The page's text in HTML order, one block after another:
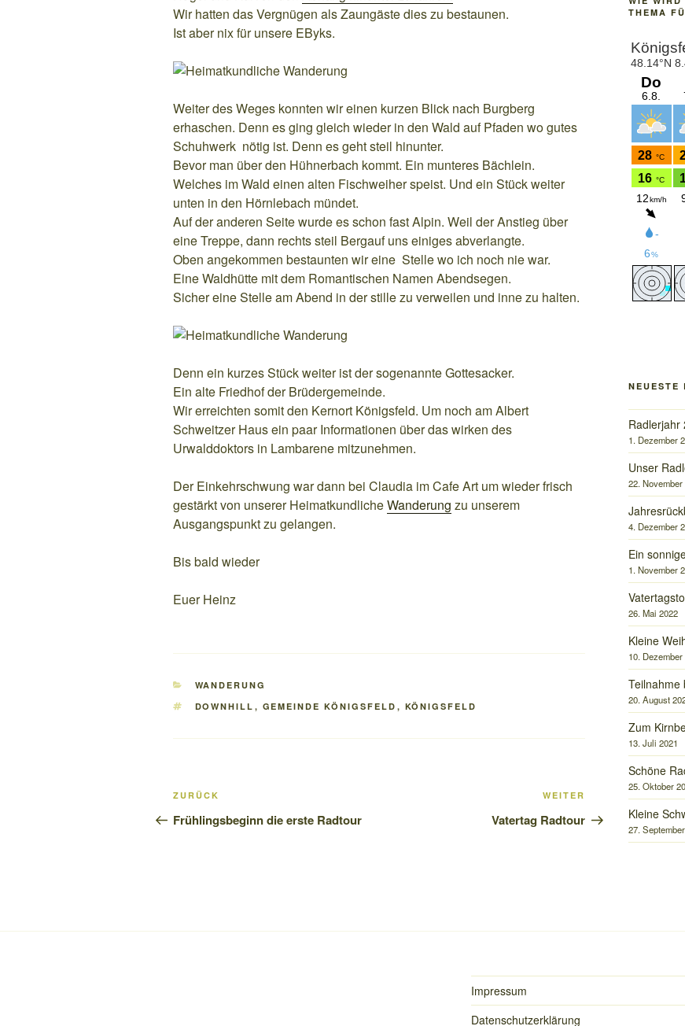
Wir hatten das Vergnügen als Zaungäste dies zu bestaunen.
Ist aber nix für unsere EByks.
Weiter des Weges konnten wir einen kurzen Blick nach Burgberg
erhaschen. Denn es ging gleich wieder in den Wald auf Pfaden wo gutes
Schuhwerk nötig ist. Denn es geht steil hinunter.
Bevor man über den Hühnerbach kommt. Ein munteres Bächlein.
Welches im Wald einen alten Fischweiher speist. Und ein Stück weiter
unten in den Hörnlebach mündet.
Auf der anderen Seite wurde es schon fast Alpin. Weil der Anstieg über
eine Treppe, dann rechts steil Bergauf uns einiges abverlangte.
Oben angekommen bestaunten wir eine Stelle wo ich noch nie war.
Eine Waldhütte mit dem Romantischen Namen Abendsegen.
Sicher eine Stelle am Abend in der stille zu verweilen und inne zu halten.
Denn ein kurzes Stück weiter ist der sogenannte Gottesacker.
Ein alte Friedhof der Brüdergemeinde.
Wir erreichten somit den Kernort Königsfeld. Um noch am Albert
Schweitzer Haus ein paar Informationen über das wirken des
Urwalddoktors in Lambarene mitzunehmen.
Der Einkehrschwung war dann bei Claudia im Cafe Art um wieder frisch
gestärkt von unserer HeimatkundlicheWanderung zu unserem
Ausgangspunkt zu gelangen.
Bis bald wieder
Euer Heinz
KATEGORIEN
WANDERUNG
SCHLAGWÖRTER
DOWNHILL , GEMEINDE KÖNIGSFELD , KÖNIGSFELD
Beitragsnavigation
Vorheriger
Beitrag
ZURÜCK
Frühlingsbeginn die erste Radtour
Nächster
Beitrag
WEITER
Vatertag Radtour
THEMA
NEUESTE
Radlerjahr
1. Dezember
Unser
22. November
4. Dezember
Ein
1. November
26. Mai 2022
Kleine
10. Dezember
Teilnahme
20. August
Zum
13. Juli 2021
Schöne
25. Oktober
Kleine
27.
Impressum
Datenschutzerklärung